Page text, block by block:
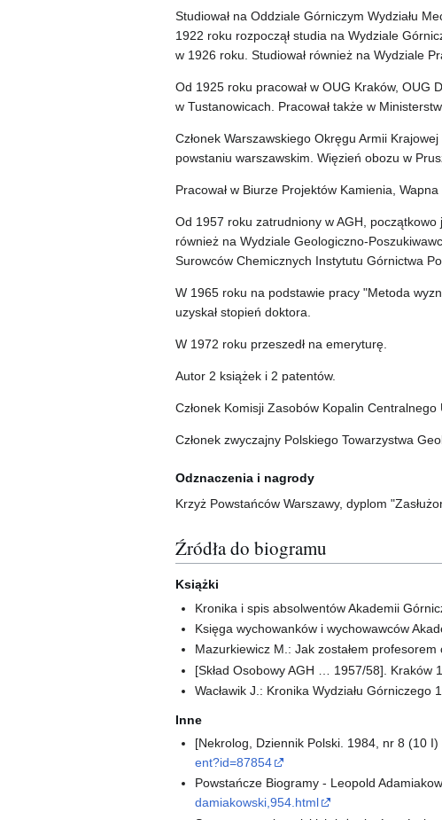
Studiował na Oddziale Górniczym Wydziału
1922 roku rozpoczął studia na Wydziale
w 1926 roku. Studiował również na Wydziale
Od 1925 roku pracował w OUG Kraków,
w Tustanowicach. Pracował także w
Członek Warszawskiego Okręgu Armii
powstaniu warszawskim. Więzień obozu w
Pracował w Biurze Projektów Kamienia,
Od 1957 roku zatrudniony w AGH,
również na Wydziale Geologiczno-
Surowców Chemicznych Instytutu Górnictwa
W 1965 roku na podstawie pracy "Metoda
uzyskał stopień doktora.
W 1972 roku przeszedł na emeryturę.
Autor 2 książek i 2 patentów.
Członek Komisji Zasobów Kopalin Centralnego
Członek zwyczajny Polskiego Towarzystwa
Odznaczenia i nagrody
Krzyż Powstańców Warszawy, dyplom
Źródła do biogramu
Książki
Kronika i spis absolwentów Akademii
Księga wychowanków i wychowawców
Mazurkiewicz M.: Jak zostałem
[Skład Osobowy AGH … 1957/58]. Kraków
Wacławik J.: Kronika Wydziału
Inne
[Nekrolog, Dziennik Polski. 1984, nr 8 (10
ent?id=87854
Powstańcze Biogramy - Leopold
damiakowski,954.html